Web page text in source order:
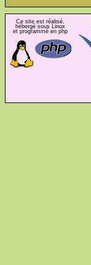
Ce site est réalisé,
hébergé sous Linux
et programmé en php